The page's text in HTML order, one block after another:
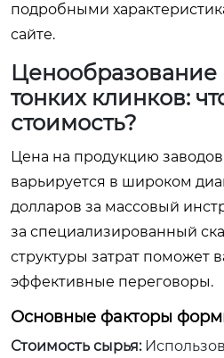
подробными
сайте.
Ценообразование
тонких клинков:
стоимость?
Цена на продукцию
варьируется в широком
долларов за массовый
за специализированный
структуры затрат поможет
эффективные переговоры.
Основные факторы
Стоимость сырья: